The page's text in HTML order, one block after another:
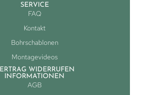
SERVICE
FAQ
Kontakt
Bohrschablonen
Montagevideos
WIDERRUFEN
INFORMATIONEN
AGB